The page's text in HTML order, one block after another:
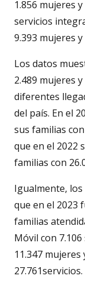
1.856 mujeres
servicios
9.393 mujeres
Los datos
2.489 mujeres
diferentes
del país. En el
sus familias
que en el 2022
familias con
Igualmente,
que en el 2023
familias
Móvil con
11.347
27.761servicios.